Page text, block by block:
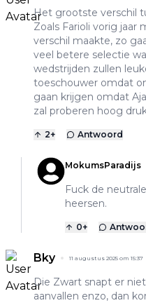
Het grootste verschil
Zoals Farioli vorig
verschil maakte, zo
veel betere selectie
wedstrijden zullen
toeschouwer omdat
gaan krijgen omdat
zal proberen hoog
2+ Antwoord
MokumsParadijs
Fuck de
heersen.
0+
Bky 11 augustus 2025 om 15:37
Die Zwart snapt er
aanvallen enzo, dan